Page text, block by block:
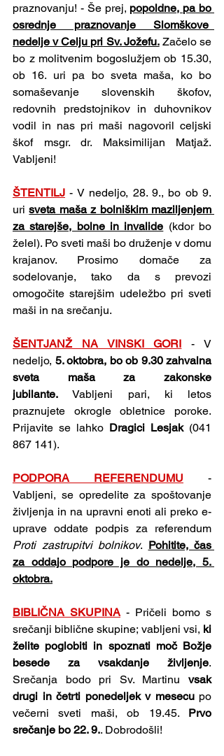
praznovanju! - Še prej, popoldne, pa bo
osrednje praznovanje Slomškove
nedelje v Celju pri Sv. Jožefu. Začelo se
bo z molitvenim bogoslužjem ob 15.30,
ob 16. uri pa bo sveta maša, ko bo
somaševanje slovenskih škofov,
redovnih predstojnikov in duhovnikov
vodil in nas pri maši nagovoril celjski
škof msgr. dr. Maksimilijan Matjaž.
Vabljeni!
ŠTENTILJ - V nedeljo, 28. 9., bo ob 9.
uri sveta maša z bolniškim maziljenjem
za starejše, bolne in invalide (kdor bo
želel). Po sveti maši bo druženje v domu
krajanov. Prosimo domače za
sodelovanje, tako da s prevozi
omogočite starejšim udeležbo pri sveti
maši in na srečanju.
ŠENTJANŽ NA VINSKI GORI - V
nedeljo, 5. oktobra, bo ob 9.30 zahvalna
sveta maša za zakonske
jubilante. Vabljeni pari, ki letos
praznujete okrogle obletnice poroke.
Prijavite se lahko Dragici Lesjak (041
867 141).
PODPORA REFERENDUMU -
Vabljeni, se opredelite za spoštovanje
življenja in na upravni enoti ali preko e-
Proti zastrupitvi bolnikov. Pohitite, čas
za oddajo podpore je do nedelje, 5.
oktobra.
BIBLIČNA SKUPINA - Pričeli bomo s
srečanji biblične skupine; vabljeni vsi, ki
želite poglobiti in spoznati moč Božje
besede za vsakdanje življenje.
Srečanja bodo pri Sv. Martinu vsak
drugi in četrti ponedeljek v mesecu po
večerni sveti maši, ob 19.45. Prvo
srečanje bo 22. 9.. Dobrodošli!